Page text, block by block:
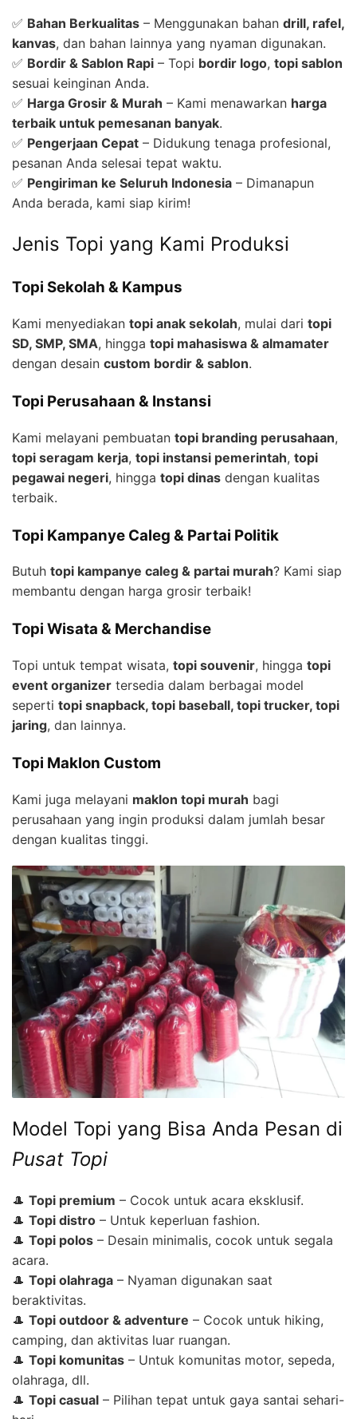
✅ Bahan Berkualitas – Menggunakan bahan drill, rafel,
kanvas, dan bahan lainnya yang nyaman digunakan.
✅ Bordir & Sablon Rapi – Topi bordir logo, topi sablon
sesuai keinginan Anda.
✅ Harga Grosir & Murah – Kami menawarkan harga
terbaik untuk pemesanan banyak.
✅ Pengerjaan Cepat – Didukung tenaga profesional,
pesanan Anda selesai tepat waktu.
✅ Pengiriman ke Seluruh Indonesia – Dimanapun
Anda berada, kami siap kirim!
Jenis Topi yang Kami Produksi
Topi Sekolah & Kampus
Kami menyediakan topi anak sekolah, mulai dari topi
SD, SMP, SMA, hingga topi mahasiswa & almamater
dengan desain custom bordir & sablon.
Topi Perusahaan & Instansi
Kami melayani pembuatan topi branding perusahaan,
topi seragam kerja, topi instansi pemerintah, topi
pegawai negeri, hingga topi dinas dengan kualitas
terbaik.
Topi Kampanye Caleg & Partai Politik
Butuh topi kampanye caleg & partai murah? Kami siap
membantu dengan harga grosir terbaik!
Topi Wisata & Merchandise
Topi untuk tempat wisata, topi souvenir, hingga topi
event organizer tersedia dalam berbagai model
seperti topi snapback, topi baseball, topi trucker, topi
jaring, dan lainnya.
Topi Maklon Custom
Kami juga melayani maklon topi murah bagi
perusahaan yang ingin produksi dalam jumlah besar
dengan kualitas tinggi.
Model Topi yang Bisa Anda Pesan di
Pusat Topi
🎩 Topi premium – Cocok untuk acara eksklusif.
🎩 Topi distro – Untuk keperluan fashion.
🎩 Topi polos – Desain minimalis, cocok untuk segala
acara.
🎩 Topi olahraga – Nyaman digunakan saat
beraktivitas.
🎩 Topi outdoor & adventure – Cocok untuk hiking,
camping, dan aktivitas luar ruangan.
🎩 Topi komunitas – Untuk komunitas motor, sepeda,
olahraga, dll.
🎩 Topi casual – Pilihan tepat untuk gaya santai sehari-